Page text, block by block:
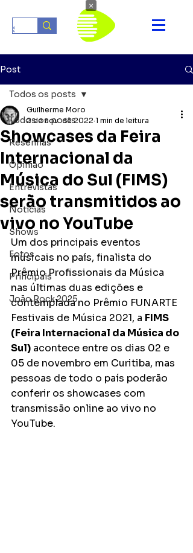
Post
Todos os posts
Resenhas
Opinião
Entrevistas
Notícias
Shows
Fotos
Principais
João Rock 2025
Todos os posts
Showcases da Feira
Internacional da
Música do Sul (FIMS)
serão transmitidos ao
vivo no YouTube
Guilherme Moro
2 de nov. de 2022 1 min de leitura
Um dos principais eventos
musicais no país, finalista do
Prêmio Profissionais da Música
nas últimas duas edições e
contemplada no Prêmio FUNARTE
Festivais de Música 2021, a FIMS
(Feira Internacional da Música do
Sul) acontece entre os dias 02 e
05 de novembro em Curitiba, mas
pessoas de todo o país poderão
conferir os showcases com
transmissão online ao vivo no
YouTube.
×